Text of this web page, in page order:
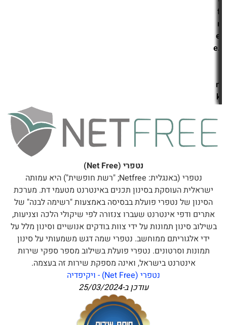
נטפרי (Net Free)
נטפרי (באנגלית: Netfree; "רשת חופשית") היא עמותה
ישראלית העוסקת בסינון תכנים באינטרנט מטעמי דת. מערכת
הסינון של נטפרי פועלת בבסיסה באמצעות "רשימה לבנה" של
אתרים ודפי אינטרנט שעברו צנזורה לפי שיקולי הלכה וצניעות,
בשילוב סינון תמונות על ידי צוות בודקים אנושיים וסינון מלל על
ידי אלגוריתם ממוחשב. נטפרי שמה דגש משמעותי על סינון
תמונות וסרטונים. נטפרי פועלת בשילוב מספר ספקי שירות
אינטרנט בישראל, ואינה מספקת שירות זה בעצמה.
נטפרי (Net Free) - ויקיפדיה
עודכן ב-25/03/2024
e.